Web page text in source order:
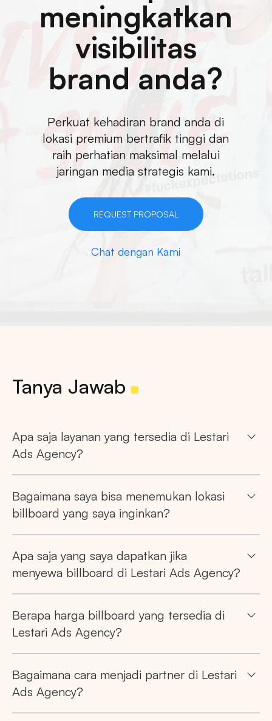
meningkatkan
visibilitas
brand anda?
Perkuat kehadiran brand anda di
lokasi premium bertrafik tinggi dan
raih perhatian maksimal melalui
jaringan media strategis kami.
REQUEST PROPOSAL
Chat dengan Kami
Tanya Jawab
Apa saja layanan yang tersedia di Lestari
Ads Agency?
Bagaimana saya bisa menemukan lokasi
billboard yang saya inginkan?
Apa saja yang saya dapatkan jika
menyewa billboard di Lestari Ads Agency?
Berapa harga billboard yang tersedia di
Lestari Ads Agency?
Bagaimana cara menjadi partner di Lestari
Ads Agency?